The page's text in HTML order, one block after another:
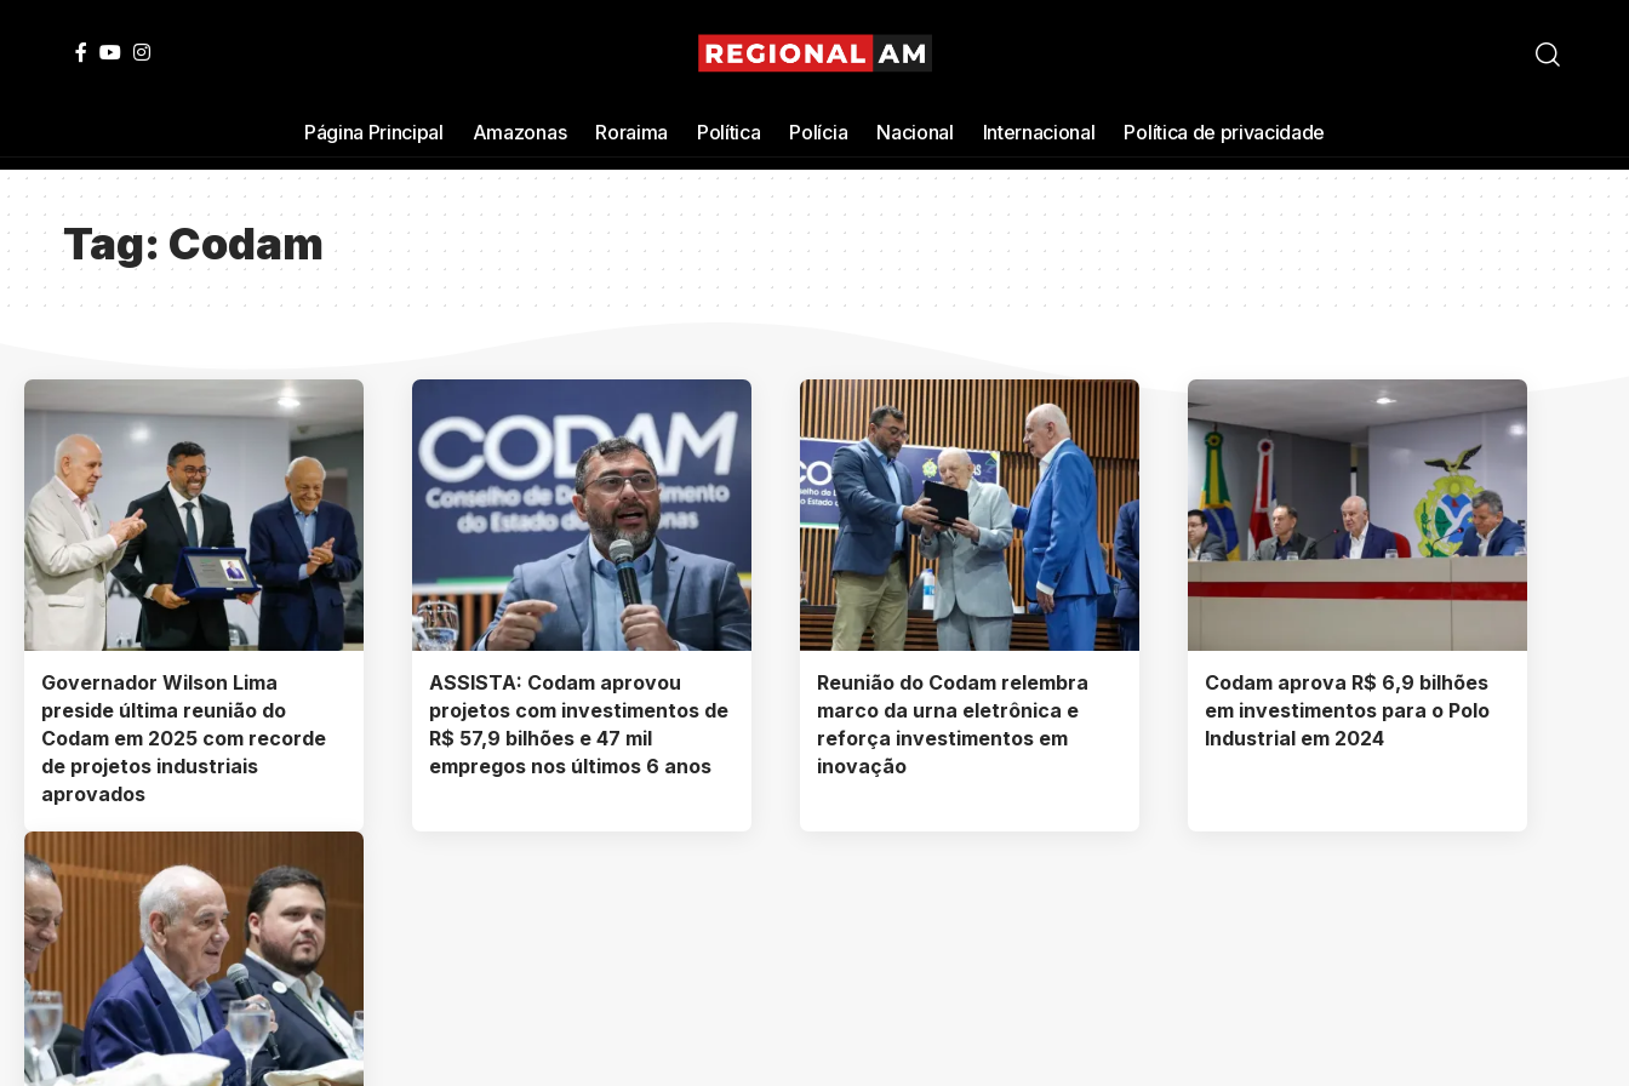
Página Principal Amazonas Roraima Política Polícia Nacional Internacional Política de privacidade
Tag: Codam
Governador Wilson Lima
preside última reunião do
Codam em 2025 com recorde
de projetos industriais
aprovados
ASSISTA: Codam aprovou
projetos com investimentos de
R$ 57,9 bilhões e 47 mil
empregos nos últimos 6 anos
Reunião do Codam relembra
marco da urna eletrônica e
reforça investimentos em
inovação
Codam aprova R$ 6,9 bilhões
em investimentos para o Polo
Industrial em 2024